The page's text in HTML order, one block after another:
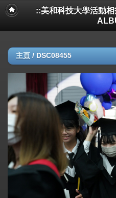
::美和科技大學活動
主頁 / DSC08455